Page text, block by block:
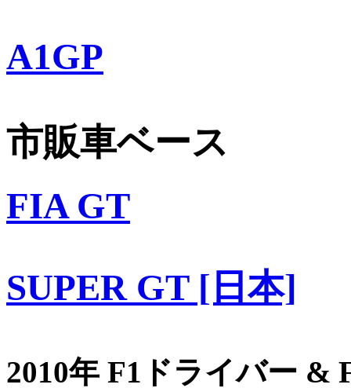
A1GP
市販車ベース
FIA GT
SUPER GT [日本]
2010年 F1ドライバー &